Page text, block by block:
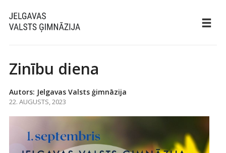
Zinību diena
Autors: Jelgavas Valsts ģimnāzija
22. AUGUSTS, 2023